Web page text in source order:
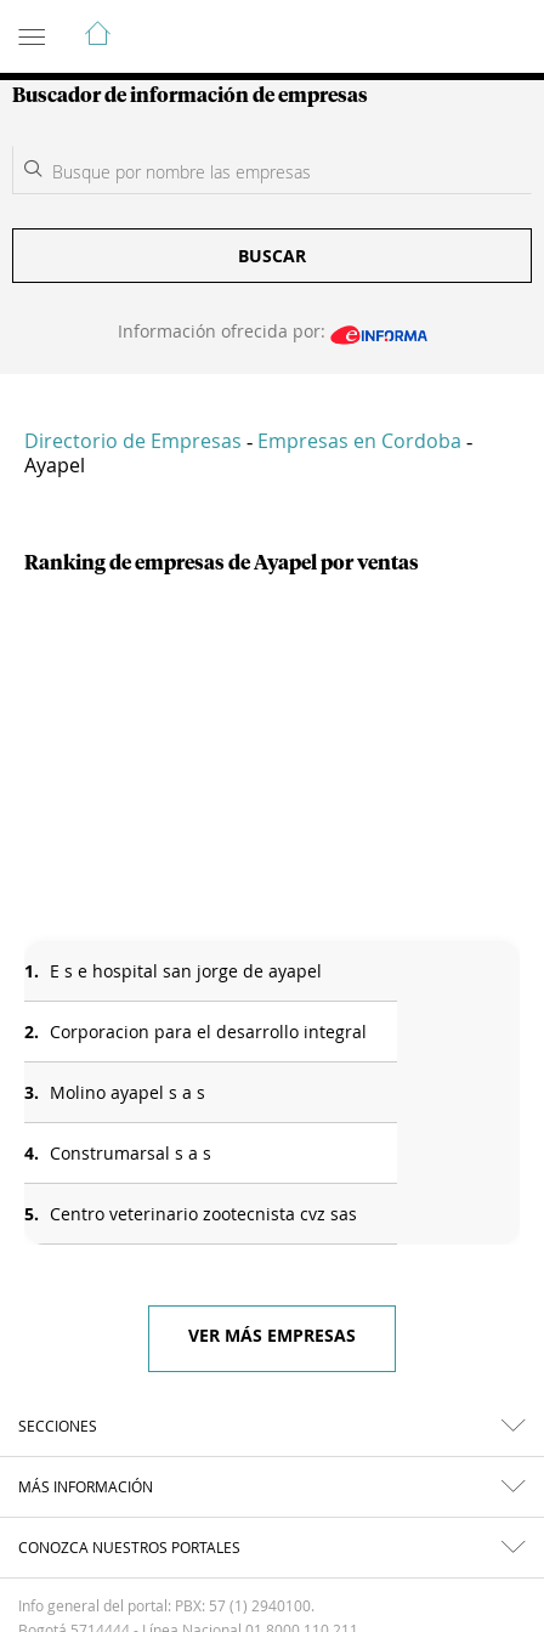
Guía de Empresas Colombianas
Buscador de información de empresas
BUSCAR
Información ofrecida por:
Directorio de Empresas - Empresas en Cordoba -
Ayapel
Ranking de empresas de Ayapel por ventas
1. E s e hospital san jorge de ayapel
2. Corporacion para el desarrollo integral
3. Molino ayapel s a s
4. Construmarsal s a s
5. Centro veterinario zootecnista cvz sas
VER MÁS EMPRESAS
SECCIONES
MÁS INFORMACIÓN
CONOZCA NUESTROS PORTALES
Info general del portal: PBX: 57 (1) 2940100.